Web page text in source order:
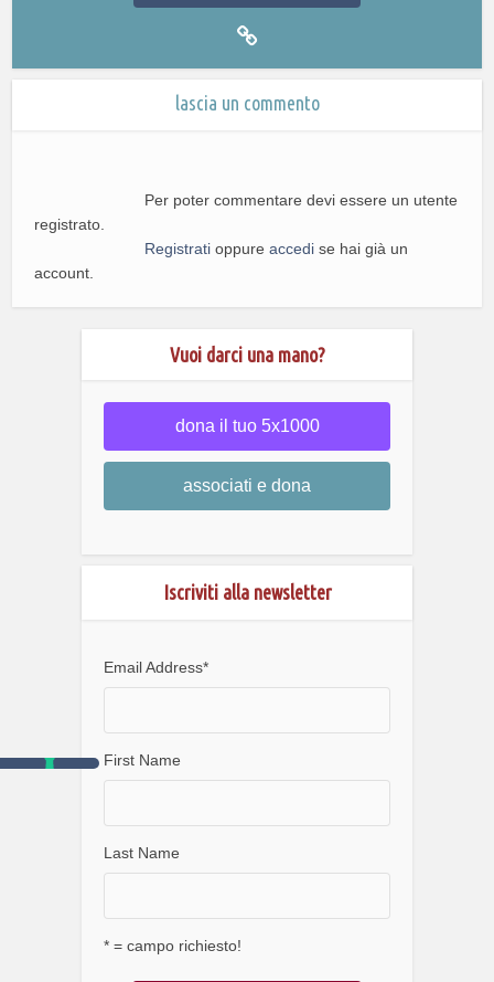
lascia un commento
Per poter commentare devi essere un utente
registrato.
Registrati oppureaccedi se hai già un
account.
Vuoi darci una mano?
dona il tuo 5x1000
associati e dona
Iscriviti alla newsletter
Email Address*
First Name
Last Name
* = campo richiesto!